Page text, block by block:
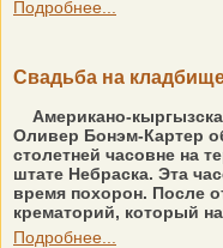
Подробнее...
Свадьба на
Американо-
Оливер Бонэм-Картер
столетней часовне на
штате Небраска. Эта
время похорон. После
крематорий, который
Подробнее...